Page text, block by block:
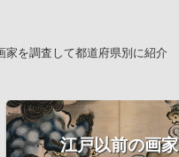
を調査して都道府県別に紹介
江戸以前の画家